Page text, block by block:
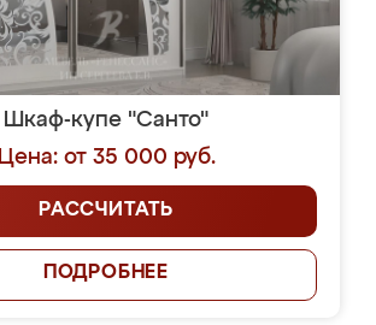
Шкаф-купе "Санто"
Цена: от 35 000 руб.
РАССЧИТАТЬ
ПОДРОБНЕЕ